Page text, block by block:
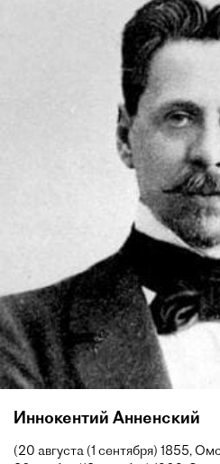
Иннокентий Анненский
(20 августа (1 сентября) 1855,